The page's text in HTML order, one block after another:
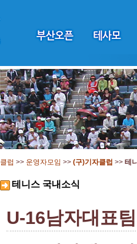
클럽 >> 운영자모임 >> (구)기자클럽 >> 테
테니스 국내소식
U-16남자대표